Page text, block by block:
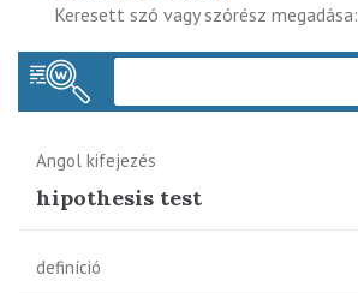
Keresett szó vagy szórész megadása:
Angol kifejezés
hipothesis test
definíció